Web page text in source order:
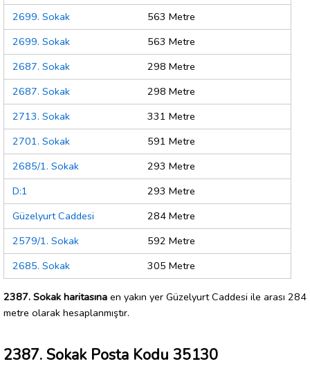
2699. Sokak
563 Metre
2699. Sokak
563 Metre
2687. Sokak
298 Metre
2687. Sokak
298 Metre
2713. Sokak
331 Metre
2701. Sokak
591 Metre
2685/1. Sokak
293 Metre
D:1
293 Metre
Güzelyurt Caddesi
284 Metre
2579/1. Sokak
592 Metre
2685. Sokak
305 Metre
2387. Sokak haritasına en yakın yer Güzelyurt Caddesi ile arası 284
metre olarak hesaplanmıştır.
2387. Sokak Posta Kodu 35130